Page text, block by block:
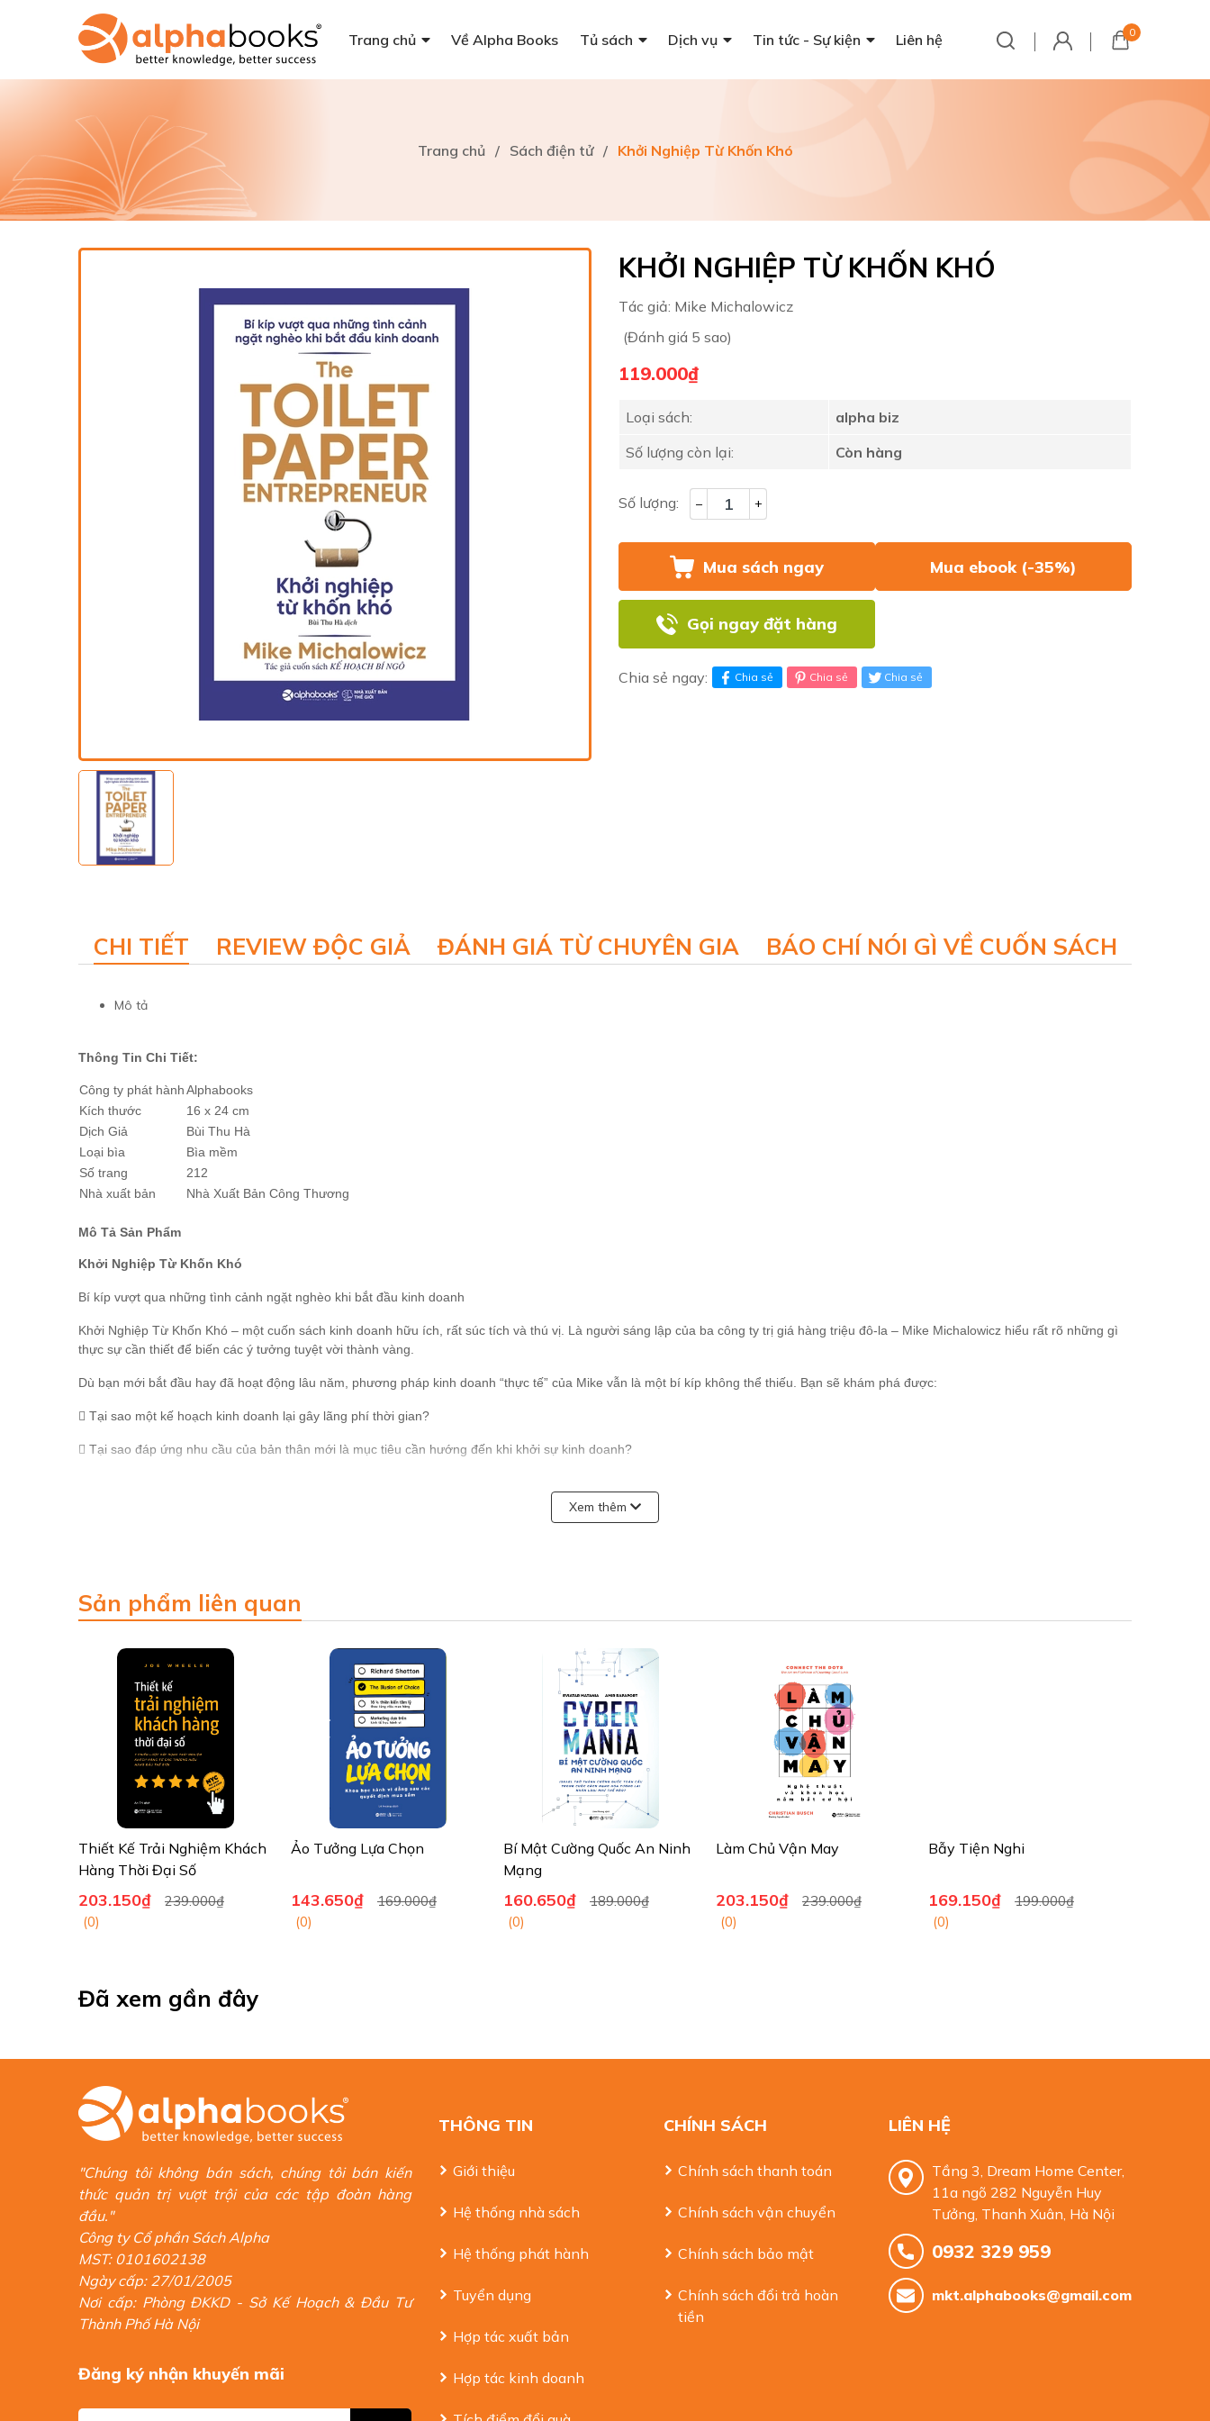
Trang chủ Về Alpha Books Tủ sách Dịch vụ Tin tức - Sự kiện Liên hệ 0
Trang chủ / Sách điện tử / Khởi Nghiệp Từ Khốn Khó
KHỞI NGHIỆP TỪ KHỐN KHÓ
Tác giả: Mike Michalowicz
(Đánh giá 5 sao)
119.000₫
Loại sách:
alpha biz
Số lượng còn lại:
Còn hàng
Số lượng: – +
Mua sách ngay Mua ebook (-35%)
Gọi ngay đặt hàng
Chia sẻ ngay: Chia sẻ Chia sẻ Chia sẻ
CHI TIẾT REVIEW ĐỘC GIẢ ĐÁNH GIÁ TỪ CHUYÊN GIA BÁO CHÍ NÓI GÌ VỀ CUỐN SÁCH
Mô tả
Thông Tin Chi Tiết:
Công ty phát hànhAlphabooks
Kích thước
16 x 24 cm
Dịch Giả
Bùi Thu Hà
Loại bìa
Bìa mềm
Số trang
212
Nhà xuất bản
Nhà Xuất Bản Công Thương
Mô Tả Sản Phẩm
Khởi Nghiệp Từ Khốn Khó
Bí kíp vượt qua những tình cảnh ngặt nghèo khi bắt đầu kinh doanh
Khởi Nghiệp Từ Khốn Khó – một cuốn sách kinh doanh hữu ích, rất súc tích và thú vị. Là người sáng lập của ba công ty trị giá hàng triệu đô-la – Mike Michalowicz hiểu rất rõ những gì
thực sự cần thiết để biến các ý tưởng tuyệt vời thành vàng.
Dù bạn mới bắt đầu hay đã hoạt động lâu năm, phương pháp kinh doanh “thực tế” của Mike vẫn là một bí kíp không thể thiếu. Bạn sẽ khám phá được:
 Tại sao một kế hoạch kinh doanh lại gây lãng phí thời gian?
 Tại sao đáp ứng nhu cầu của bản thân mới là mục tiêu cần hướng đến khi khởi sự kinh doanh?
MIKE MICHALOWICZ (sinh ngày 19/9/1970) là một tác giả, doanh nhân và giảng viên người Mỹ. Ông là tác giả của nhiều cuốn sách kinh doanh nổi tiếng như: Profit First (Dòng tiền gắn
Ông là người dẫn chương trình “Giải cứu doanh nghiệp” cho MSNBC's Your Business. Ông đã tổ chức chương trình truyền hình thực tế có tên là Bailout!
Ông có nhiều đóng góp cho Tạp chí Doanh nhân và là người phụ trách chuyên mục “Diễn đàn mở” của American Express. Ông đã xuất hiện hơn 10 lần trong chương trình Ý tưởng lớn
với Donny Deutsch của CNBC . Ông đã xuất hiện trên NBC, MSNBC, Fox News, ABC News Now, CNBC's On the Money và Pat Croce 's Down To Business.
Ông giảng dạy về các kỹ thuật kinh doanh, bán hàng và tiếp thị hành vi tại các trường đại học, tập đoàn và tổ chức.
Alpha Books trân trọng giới thiệu!
Xem thêm
Sản phẩm liên quan
Thiết Kế Trải Nghiệm Khách
Hàng Thời Đại Số
203.150₫
239.000₫
(0)
Ảo Tưởng Lựa Chọn
143.650₫
169.000₫
(0)
Bí Mật Cường Quốc An Ninh
Mạng
160.650₫
189.000₫
(0)
Làm Chủ Vận May
203.150₫
239.000₫
(0)
Bẫy Tiện Nghi
169.150₫
199.000₫
(0)
Đã xem gần đây
"Chúng tôi không bán sách, chúng tôi bán kiến
thức quản trị vượt trội của các tập đoàn hàng
đầu."
Công ty Cổ phần Sách Alpha
MST: 0101602138
Ngày cấp: 27/01/2005
Nơi cấp: Phòng ĐKKD - Sở Kế Hoạch & Đầu Tư
Thành Phố Hà Nội
Đăng ký nhận khuyến mãi
THÔNG TIN
Giới thiệu
Hệ thống nhà sách
Hệ thống phát hành
Tuyển dụng
Hợp tác xuất bản
Hợp tác kinh doanh
CHÍNH SÁCH
Chính sách thanh toán
Chính sách vận chuyển
Chính sách bảo mật
Chính sách đổi trả hoàn
tiền
LIÊN HỆ
Tầng 3, Dream Home Center,
11a ngõ 282 Nguyễn Huy
Tưởng, Thanh Xuân, Hà Nội
0932 329 959
mkt.alphabooks@gmail.com